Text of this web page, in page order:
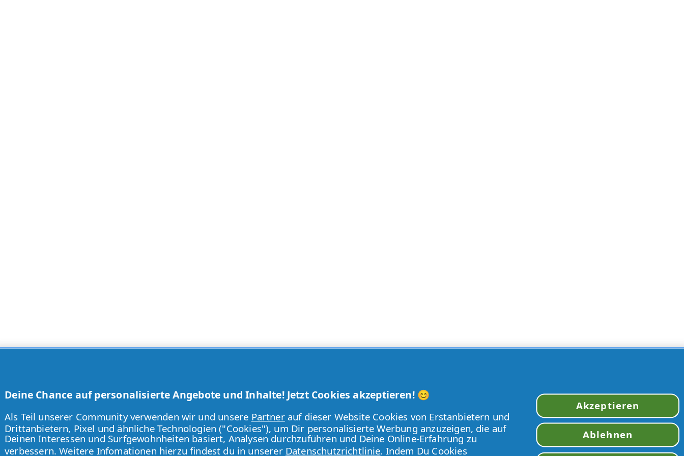
Deine Chance auf personalisierte Angebote und Inhalte! Jetzt Cookies akzeptieren! 😊
Als Teil unserer Community verwenden wir und unsere Partnerauf dieser Website Cookies von Erstanbietern und
Drittanbietern, Pixel und ähnliche Technologien ("Cookies"), um Dir personalisierte Werbung anzuzeigen, die auf
Deinen Interessen und Surfgewohnheiten basiert, Analysen durchzuführen und Deine Online-Erfahrung zu
verbessern. Weitere Infomationen hierzu findest du in unserer Datenschutzrichtlinie. Indem Du Cookies
Akzeptieren
Ablehnen